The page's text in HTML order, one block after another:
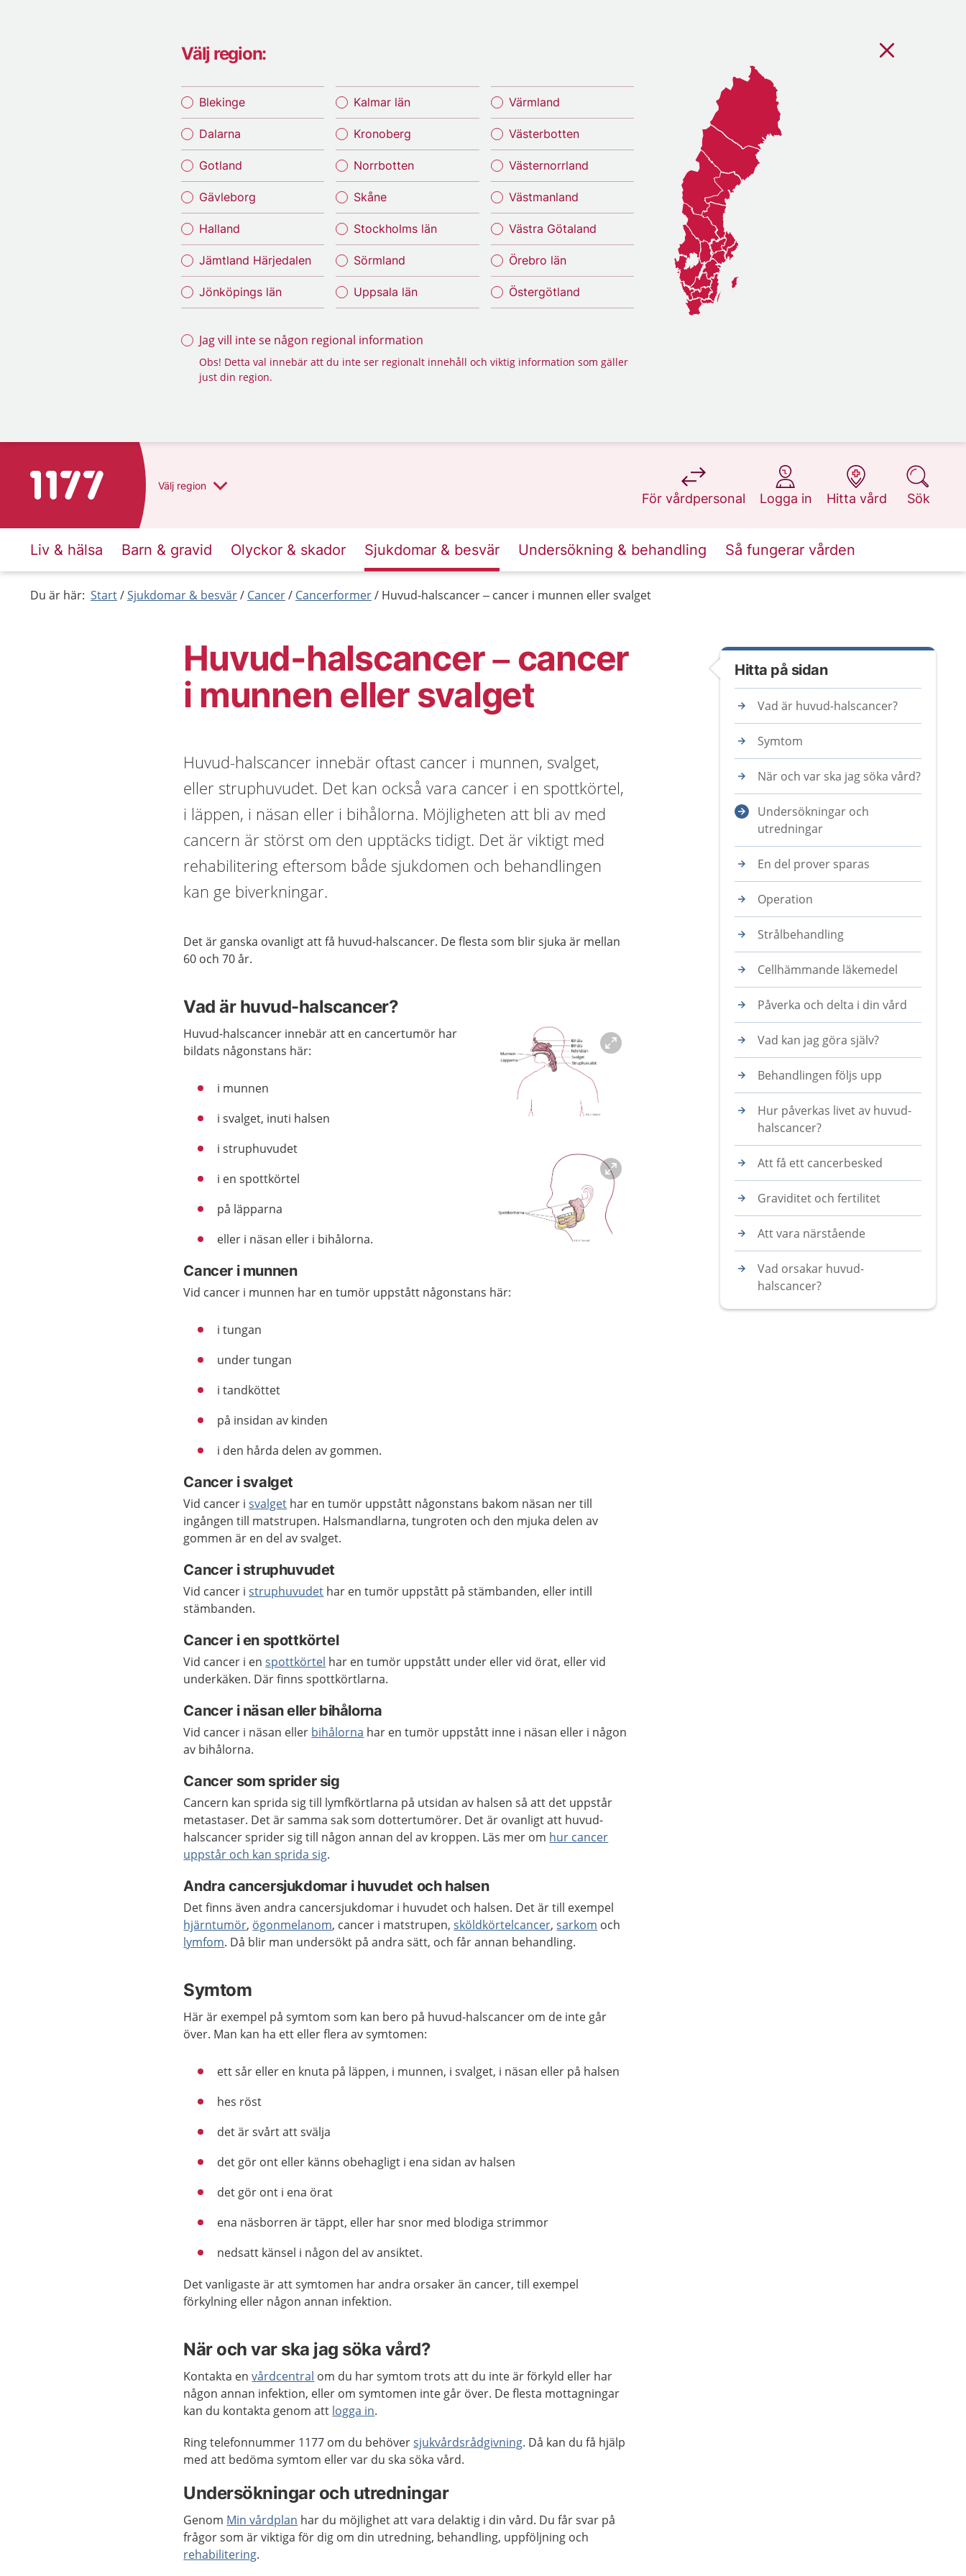
Välj region:
Blekinge
Dalarna
Gotland
Gävleborg
Halland
Jämtland Härjedalen
Jönköpings län
Kalmar län
Kronoberg
Norrbotten
Skåne
Stockholms län
Sörmland
Uppsala län
Värmland
Västerbotten
Västernorrland
Västmanland
Västra Götaland
Örebro län
Östergötland
Jag vill inte se någon regional information
Obs! Detta val innebär att du inte ser regionalt innehåll och viktig information som gäller
just din region.
Till startsidan för 1177 Välj region
För vårdpersonal
på 1177.se
Logga in
på 1177.se
Hitta vård
på 1177.se
Sök
på 1177.se
Liv & hälsa Barn & gravid Olyckor & skador Sjukdomar & besvär Undersökning & behandling Så fungerar vården
Du är här: Start Sjukdomar & besvär Cancer Cancerformer Huvud-halscancer – cancer i munnen eller svalget
Huvud-halscancer – cancer
i munnen eller svalget
Huvud-halscancer innebär oftast cancer i munnen, svalget,
eller struphuvudet. Det kan också vara cancer i en spottkörtel,
i läppen, i näsan eller i bihålorna. Möjligheten att bli av med
cancern är störst om den upptäcks tidigt. Det är viktigt med
rehabilitering eftersom både sjukdomen och behandlingen
kan ge biverkningar.
Det är ganska ovanligt att få huvud-halscancer. De flesta som blir sjuka är mellan
60 och 70 år.
Vad är huvud-halscancer?
Huvud-halscancer innebär att en cancertumör har
bildats någonstans här:
i munnen
i svalget, inuti halsen
i struphuvudet
i en spottkörtel
på läpparna
eller i näsan eller i bihålorna.
Cancer i munnen
Vid cancer i munnen har en tumör uppstått någonstans här:
i tungan
under tungan
i tandköttet
på insidan av kinden
i den hårda delen av gommen.
Cancer i svalget
Vid cancer isvalget har en tumör uppstått någonstans bakom näsan ner till
ingången till matstrupen. Halsmandlarna, tungroten och den mjuka delen av
gommen är en del av svalget.
Cancer i struphuvudet
Vid cancer istruphuvudet har en tumör uppstått på stämbanden, eller intill
stämbanden.
Cancer i en spottkörtel
Vid cancer i enspottkörtel har en tumör uppstått under eller vid örat, eller vid
underkäken. Där finns spottkörtlarna.
Cancer i näsan eller bihålorna
Vid cancer i näsan eller bihålorna har en tumör uppstått inne i näsan eller i någon
av bihålorna.
Cancer som sprider sig
Cancern kan sprida sig till lymfkörtlarna på utsidan av halsen så att det uppstår
metastaser. Det är samma sak som dottertumörer. Det är ovanligt att huvud-
halscancer sprider sig till någon annan del av kroppen. Läs mer om hur cancer
uppstår och kan sprida sig.
Andra cancersjukdomar i huvudet och halsen
Det finns även andra cancersjukdomar i huvudet och halsen. Det är till exempel
hjärntumör, ögonmelanom, cancer i matstrupen,sköldkörtelcancer,sarkom och
lymfom. Då blir man undersökt på andra sätt, och får annan behandling.
Symtom
Här är exempel på symtom som kan bero på huvud-halscancer om de inte går
över. Man kan ha ett eller flera av symtomen:
ett sår eller en knuta på läppen, i munnen, i svalget, i näsan eller på halsen
hes röst
det är svårt att svälja
det gör ont eller känns obehagligt i ena sidan av halsen
det gör ont i ena örat
ena näsborren är täppt, eller har snor med blodiga strimmor
nedsatt känsel i någon del av ansiktet.
Det vanligaste är att symtomen har andra orsaker än cancer, till exempel
förkylning eller någon annan infektion.
När och var ska jag söka vård?
Kontakta envårdcentral om du har symtom trots att du inte är förkyld eller har
någon annan infektion, eller om symtomen inte går över. De flesta mottagningar
kan du kontakta genom att logga in.
Ring telefonnummer 1177 om du behöversjukvårdsrådgivning. Då kan du få hjälp
med att bedöma symtom eller var du ska söka vård.
Undersökningar och utredningar
Genom Min vårdplan har du möjlighet att vara delaktig i din vård. Du får svar på
frågor som är viktiga för dig om din utredning, behandling, uppföljning och
rehabilitering.
Hitta på sidan
Vad är huvud-halscancer?
Symtom
När och var ska jag söka vård?
Undersökningar och
utredningar
En del prover sparas
Operation
Strålbehandling
Cellhämmande läkemedel
Påverka och delta i din vård
Vad kan jag göra själv?
Behandlingen följs upp
Hur påverkas livet av huvud-
halscancer?
Att få ett cancerbesked
Graviditet och fertilitet
Att vara närstående
Vad orsakar huvud-
halscancer?